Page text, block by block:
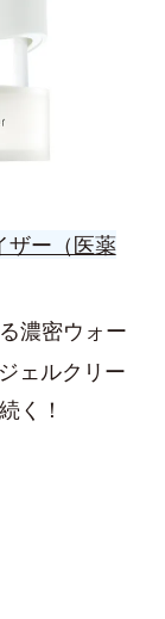
ザー（医薬
濃密ウォー
ェルクリー
く！